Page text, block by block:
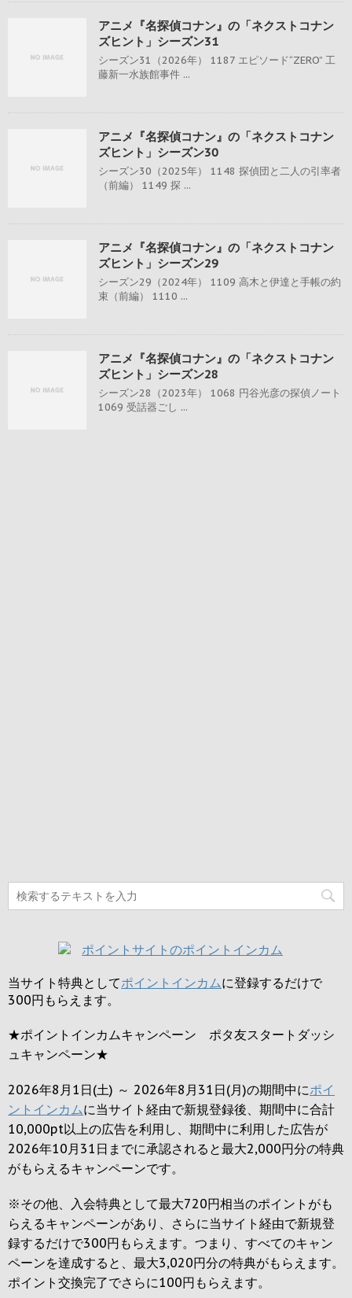
アニメ『名探偵コナン』の「ネクストコナン
ズヒント」シーズン31
シーズン31（2026年） 1187 エピソード“ZERO” 工
藤新一水族館事件 ...
アニメ『名探偵コナン』の「ネクストコナン
ズヒント」シーズン30
シーズン30（2025年） 1148 探偵団と二人の引率者
（前編） 1149 探 ...
アニメ『名探偵コナン』の「ネクストコナン
ズヒント」シーズン29
シーズン29（2024年） 1109 高木と伊達と手帳の約
束（前編） 1110 ...
アニメ『名探偵コナン』の「ネクストコナン
ズヒント」シーズン28
シーズン28（2023年） 1068 円谷光彦の探偵ノート
1069 受話器ごし ...
当サイト特典としてポイントインカムに登録するだけで
300円 もらえます。
★ポイントインカムキャンペーン ポタ友スタートダッシ
ュキャンペーン★
2026年8月1日(土) ～ 2026年8月31日(月)の期間中にポイ
ントインカムに当サイト経由で新規登録後、期間中に合計
10,000pt以上の広告を利用し、期間中に利用した広告が
2026年10月31日までに承認されると最大2,000円分の特典
がもらえるキャンペーンです。
※その他、入会特典として最大720円相当のポイントがも
らえるキャンペーンがあり、さらに当サイト経由で新規登
録するだけで300円 もらえます。つまり、すべてのキャン
ペーンを達成すると、最大3,020円分の特典がもらえます。
ポイント交換完了でさらに100円 もらえます。